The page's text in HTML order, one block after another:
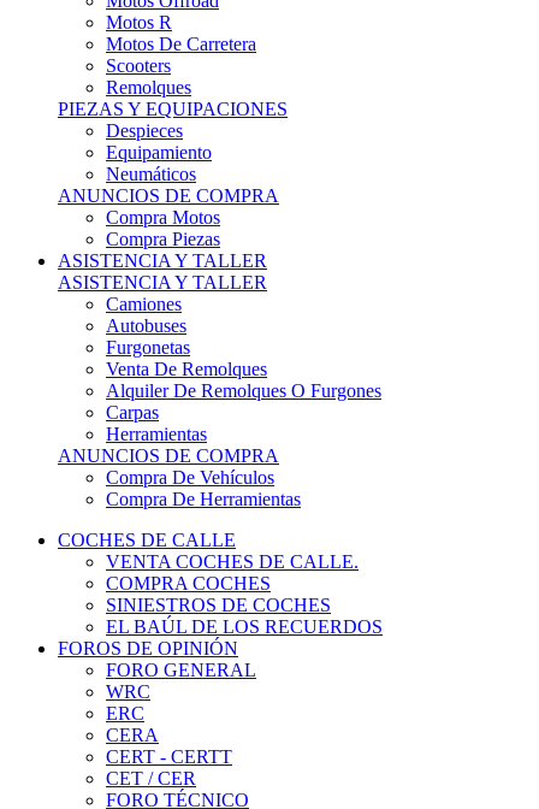
Motos R
Motos De Carretera
Scooters
Remolques
PIEZAS Y EQUIPACIONES
Despieces
Equipamiento
Neumáticos
ANUNCIOS DE COMPRA
Compra Motos
Compra Piezas
ASISTENCIA Y TALLER
ASISTENCIA Y TALLER
Camiones
Autobuses
Furgonetas
Venta De Remolques
Alquiler De Remolques O Furgones
Carpas
Herramientas
ANUNCIOS DE COMPRA
Compra De Vehículos
Compra De Herramientas
COCHES DE CALLE
VENTA COCHES DE CALLE.
COMPRA COCHES
SINIESTROS DE COCHES
EL BAÚL DE LOS RECUERDOS
FOROS DE OPINIÓN
FORO GENERAL
WRC
ERC
CERA
CERT - CERTT
CET / CER
FORO TÉCNICO